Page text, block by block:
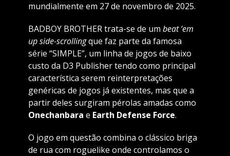
mundialmente em 27 de novembro de 2025.
BADBOY BROTHER trata-se de um beat ‘em
up side-scrollingque faz parte da famosa
série “SIMPLE”, um linha de jogos de baixo
custo da D3 Publisher tendo como principal
característica serem reinterpretações
genéricas de jogos já existentes, mas que a
partir deles surgiram pérolas amadas como
Onechanbara e Earth Defense Force.
O jogo em questão combina o clássico briga
de rua com roguelike onde controlamos o